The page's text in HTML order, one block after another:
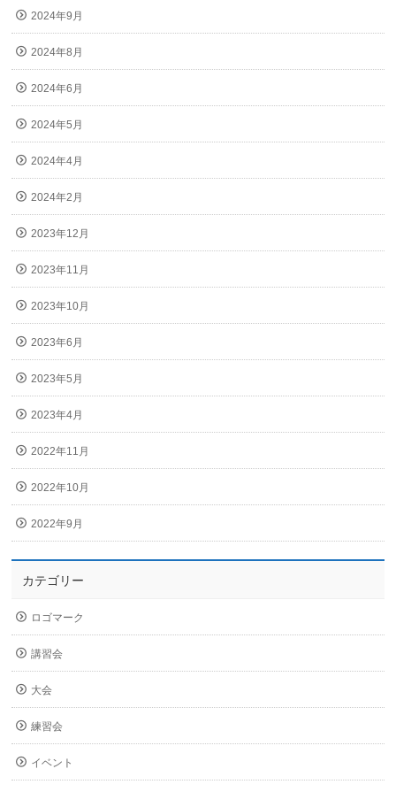
2024年9月
2024年8月
2024年6月
2024年5月
2024年4月
2024年2月
2023年12月
2023年11月
2023年10月
2023年6月
2023年5月
2023年4月
2022年11月
2022年10月
2022年9月
カテゴリー
ロゴマーク
講習会
大会
練習会
イベント